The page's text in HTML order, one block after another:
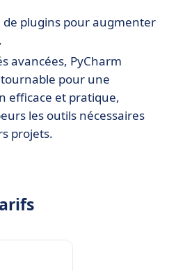
de plugins pour augmenter
avancées, PyCharm
pour une
efficace et pratique,
les outils nécessaires
projets.